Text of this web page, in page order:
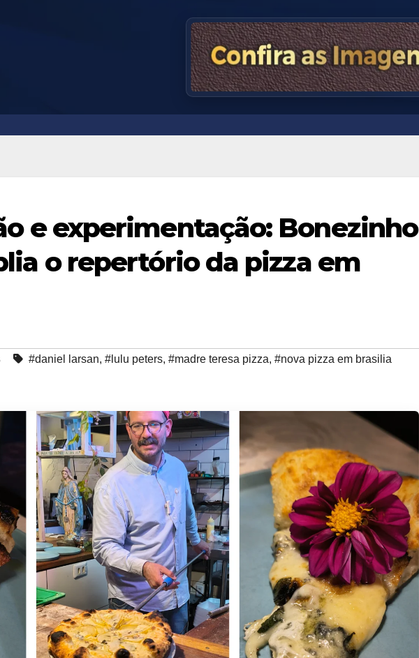
e experimentação: Bonezinho
o repertório da pizza em
#daniel larsan, #lulu peters, #madre teresa pizza, #nova pizza em brasilia